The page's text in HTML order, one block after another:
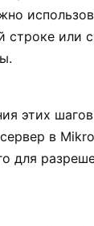
строке или
этих
в
для